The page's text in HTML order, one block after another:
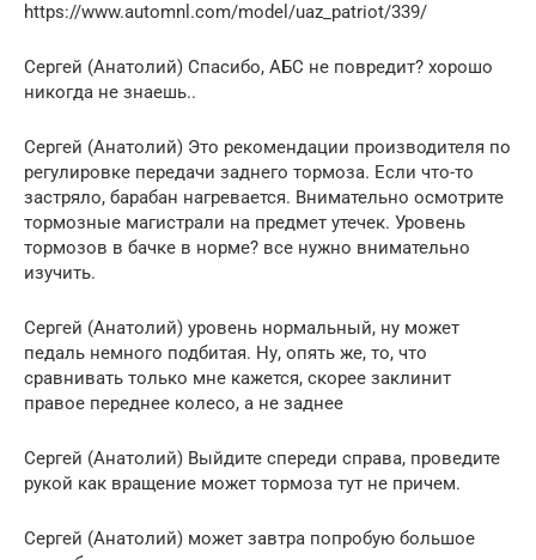
https://www.automnl.com/model/uaz_patriot/339/
Сергей (Анатолий) Спасибо, АБС не повредит? хорошо
никогда не знаешь..
Сергей (Анатолий) Это рекомендации производителя по
регулировке передачи заднего тормоза. Если что-то
застряло, барабан нагревается. Внимательно осмотрите
тормозные магистрали на предмет утечек. Уровень
тормозов в бачке в норме? все нужно внимательно
изучить.
Сергей (Анатолий) уровень нормальный, ну может
педаль немного подбитая. Ну, опять же, то, что
сравнивать только мне кажется, скорее заклинит
правое переднее колесо, а не заднее
Сергей (Анатолий) Выйдите спереди справа, проведите
рукой как вращение может тормоза тут не причем.
Сергей (Анатолий) может завтра попробую большое